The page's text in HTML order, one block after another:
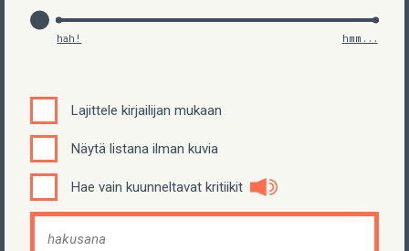
hah! hmm...
Lajittele kirjailijan mukaan
Näytä listana ilman kuvia
Hae vain kuunneltavat kritiikit